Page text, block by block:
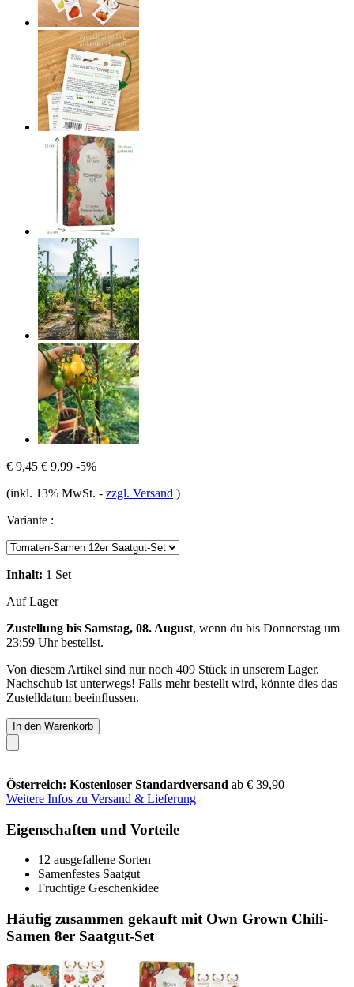
€ 9,45 € 9,99 -5%
(inkl. 13% MwSt. - zzgl. Versand )
Variante :
Inhalt: 1 Set
Auf Lager
Zustellung bis Samstag, 08. August, wenn du bis Donnerstag um
23:59 Uhrbestellst.
Von diesem Artikel sind nur noch 409 Stück in unserem Lager.
Nachschub ist unterwegs! Falls mehr bestellt wird, könnte dies das
Zustelldatum beeinflussen.
In den Warenkorb
Österreich: Kostenloser Standardversand ab € 39,90
Weitere Infos zu Versand & Lieferung
Eigenschaften und Vorteile
12 ausgefallene Sorten
Samenfestes Saatgut
Fruchtige Geschenkidee
Häufig zusammen gekauft mit Own Grown Chili-
Samen 8er Saatgut-Set